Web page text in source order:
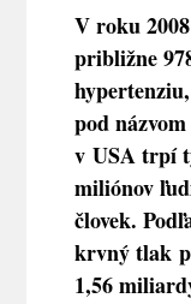
V roku
približne
pod
v USA trpí
miliónov
človek.
krvný tlak
1,56